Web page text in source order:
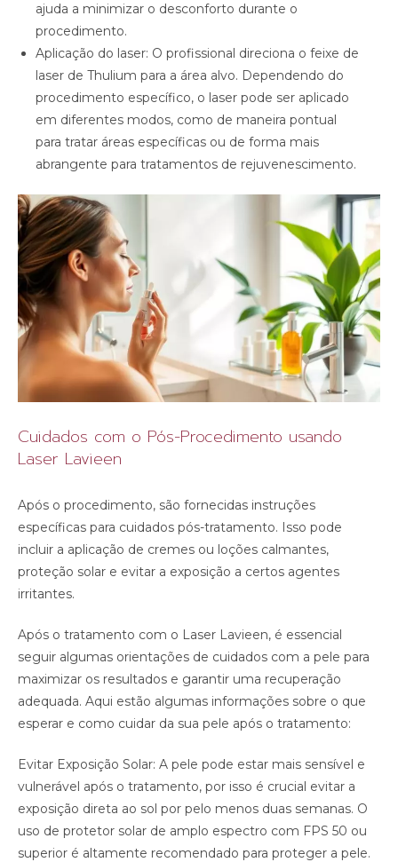
ajuda a minimizar o desconforto durante o
procedimento.
Aplicação do laser: O profissional direciona o feixe de
laser de Thulium para a área alvo. Dependendo do
procedimento específico, o laser pode ser aplicado
em diferentes modos, como de maneira pontual
para tratar áreas específicas ou de forma mais
abrangente para tratamentos de rejuvenescimento.
Cuidados com o Pós-Procedimento usando
Laser Lavieen
Após o procedimento, são fornecidas instruções
específicas para cuidados pós-tratamento. Isso pode
incluir a aplicação de cremes ou loções calmantes,
proteção solar e evitar a exposição a certos agentes
irritantes.
Após o tratamento com o Laser Lavieen, é essencial
seguir algumas orientações de cuidados com a pele para
maximizar os resultados e garantir uma recuperação
adequada. Aqui estão algumas informações sobre o que
esperar e como cuidar da sua pele após o tratamento:
Evitar Exposição Solar: A pele pode estar mais sensível e
vulnerável após o tratamento, por isso é crucial evitar a
exposição direta ao sol por pelo menos duas semanas. O
uso de protetor solar de amplo espectro com FPS 50 ou
superior é altamente recomendado para proteger a pele.